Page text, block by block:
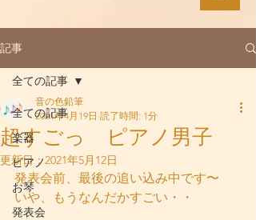
記事
全ての記事
楽器
ピアノ
お琴
発表会
全ての記事
超すごっ ピアノ男子
音の色鉛筆
2021年4月19日 読了時間: 1分
更新日：2021年5月12日
発表会前、最後の追い込み中です〜
いや、もうなんだかすごい・・